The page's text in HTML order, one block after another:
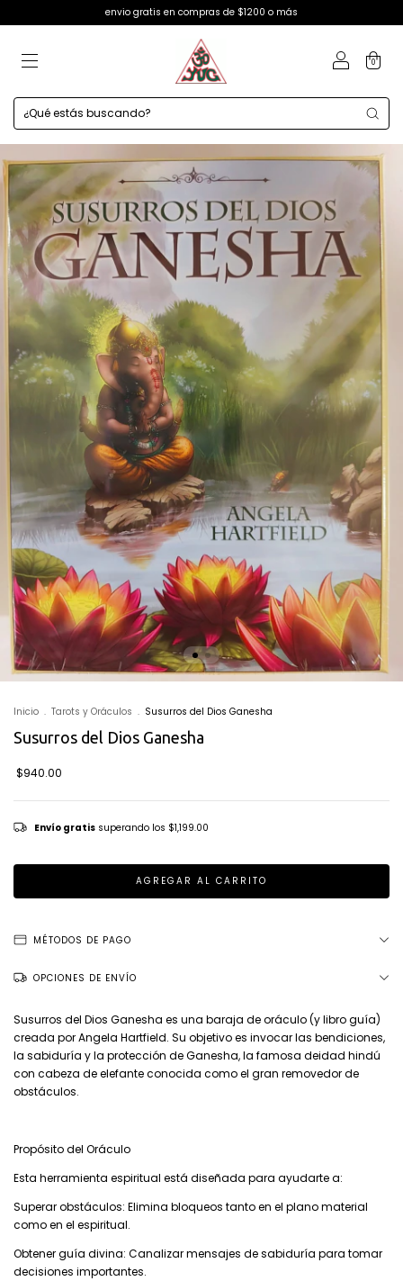
envio gratis en compras de $1200 o más
0
Inicio . Tarots y Oráculos . Susurros del Dios Ganesha
Susurros del Dios Ganesha
$940.00
Envío gratis superando los $1,199.00
MÉTODOS DE PAGO
OPCIONES DE ENVÍO
Susurros del Dios Ganesha es una baraja de oráculo (y libro guía)
creada por Angela Hartfield. Su objetivo es invocar las bendiciones,
la sabiduría y la protección de Ganesha, la famosa deidad hindú
con cabeza de elefante conocida como el gran removedor de
obstáculos.
Propósito del Oráculo
Esta herramienta espiritual está diseñada para ayudarte a:
Superar obstáculos: Elimina bloqueos tanto en el plano material
como en el espiritual.
Obtener guía divina: Canalizar mensajes de sabiduría para tomar
decisiones importantes.